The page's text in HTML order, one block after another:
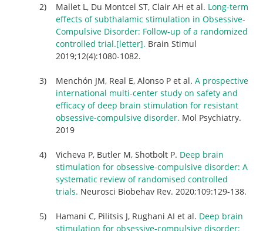
Mallet L, Du Montcel ST, Clair AH et al. Long-term
effects of subthalamic stimulation in Obsessive-
Compulsive Disorder: Follow-up of a randomized
controlled trial.[letter]. Brain Stimul
2019;12(4):1080-1082.
Menchón JM, Real E, Alonso P et al. A prospective
international multi-center study on safety and
efficacy of deep brain stimulation for resistant
obsessive-compulsive disorder. Mol Psychiatry.
2019
Vicheva P, Butler M, Shotbolt P. Deep brain
stimulation for obsessive-compulsive disorder: A
systematic review of randomised controlled
trials. Neurosci Biobehav Rev. 2020;109:129-138.
Hamani C, Pilitsis J, Rughani AI et al. Deep brain
stimulation for obsessive-compulsive disorder: